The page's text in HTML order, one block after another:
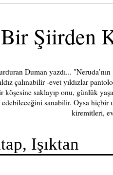
Bir Şiirden
Duman yazdı...
çalınabilir -evet yıldızlar
köşesine saklayıp onu, günlük
edebileceğini sanabilir. Oysa hiçbir
kiremitleri,